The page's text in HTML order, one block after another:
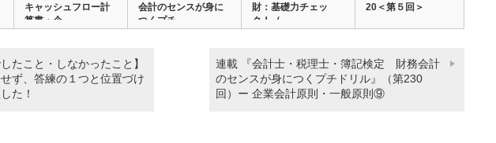
キャッシュフロー計
算書・企…
会計のセンスが身に
つくプチ…
財：基礎力チェッ
ク！（…
20＜第５回＞
たこと・しなかったこと】
ず、答練の１つと位置づけ
た！
連載 『会計士・税理士・簿記検定 財務会計
のセンスが身につくプチドリル』（第230
回）ー 企業会計原則・一般原則⑨